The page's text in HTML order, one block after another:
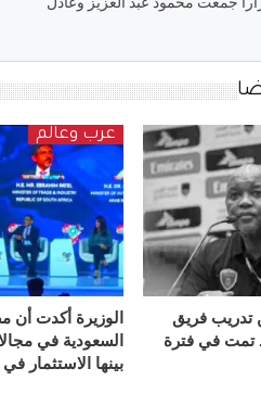
تدريب فريق
تمت في فترة
عرب وعالم
الوزيرة أكدت أن
السعودية في
بينها الاستثمار